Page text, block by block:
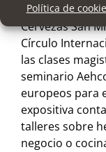
Política de
(TDDS), los
Cervezas San
Círculo
las clases
seminario
europeos para
expositiva
talleres sobre
negocio o